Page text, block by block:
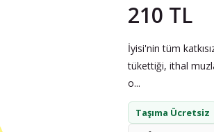
210 TL
İyisi'nin tüm
tükettiği, ithal
o...
Taşıma Ücretsiz